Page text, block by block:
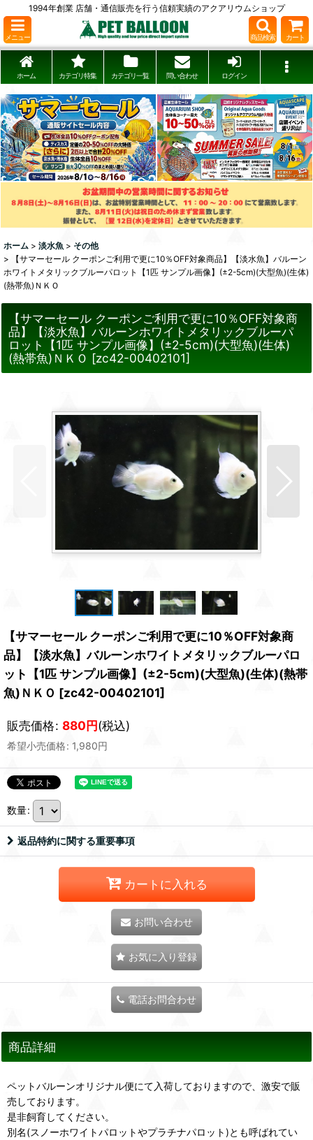
1994年創業 店舗・通信販売を行う信頼実績のアクアリウムショップ
メニュー 商品検索 カート
ホーム カテゴリ特集 カテゴリ一覧 問い合わせ ログイン
ホーム > 淡水魚 > その他
>
【サマーセール クーポンご利用で更に10％OFF対象商品】【淡水魚】バルーン
ホワイトメタリックブルーパロット【1匹 サンプル画像】(±2-5cm)(大型魚)(生体)
(熱帯魚)ＮＫＯ
【サマーセール クーポンご利用で更に10％OFF対象商
品】【淡水魚】バルーンホワイトメタリックブルーパ
ロット【1匹 サンプル画像】(±2-5cm)(大型魚)(生体)
(熱帯魚)ＮＫＯ [zc42-00402101]
【サマーセール クーポンご利用で更に10％OFF対象商
品】【淡水魚】バルーンホワイトメタリックブルーパロ
ット【1匹 サンプル画像】(±2-5cm)(大型魚)(生体)(熱帯
魚)ＮＫＯ [zc42-00402101]
販売価格: 880円(税込)
希望小売価格: 1,980円
数量:
返品特約に関する重要事項
カートに入れる
お問い合わせ
お気に入り登録
電話お問合わせ
商品詳細
ペットバルーンオリジナル便にて入荷しておりますので、激安で販
売しております。
是非飼育してください。
別名(スノーホワイトパロットやプラチナパロット)とも呼ばれてい